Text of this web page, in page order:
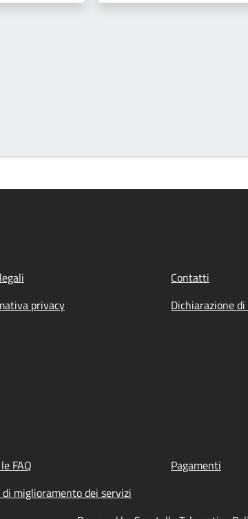
Contatti
privacy Dichiarazione
FAQ
Pagamenti
di miglioramento dei servizi